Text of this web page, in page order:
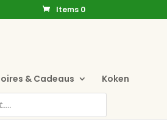
Items 0
& Cadeaus Koken